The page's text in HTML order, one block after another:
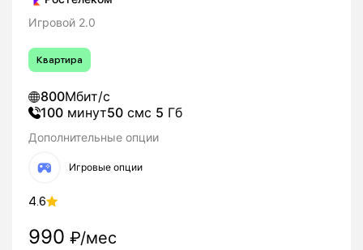
Игровой 2.0
Квартира
800Мбит/с
100 минут50 смс 5 Гб
Дополнительные опции
Игровые опции
4.6
990 ₽/мес